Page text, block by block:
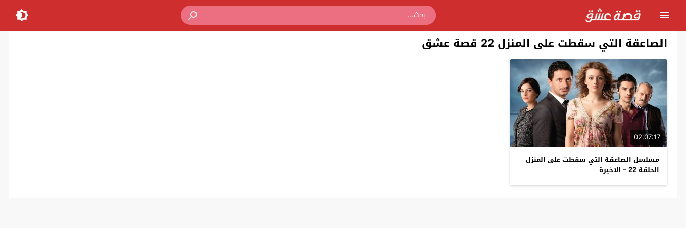
الصاعقة التي سقطت على المنزل 22 قصة عشق
02:07:17
مسلسل الصاعقة التي سقطت على المنزل
الحلقة 22 – الاخيرة